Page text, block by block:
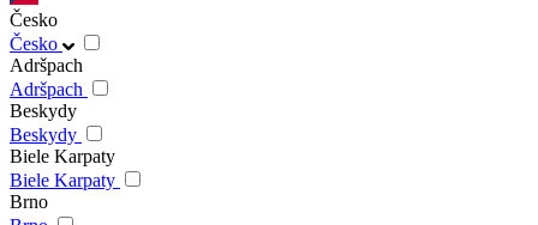
Česko
Česko
Adršpach
Adršpach
Beskydy
Beskydy
Biele Karpaty
Biele Karpaty
Brno